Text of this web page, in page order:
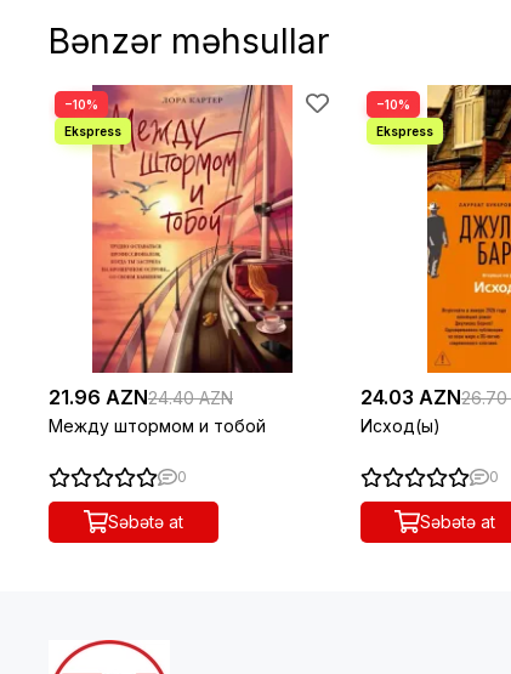
Bənzər məhsullar
−10%
21.96 AZN24.40 AZN
Между штормом и тобой
0
Səbətə at
−10%
24.03 AZN26.70
Исход(ы)
0
Səbətə at